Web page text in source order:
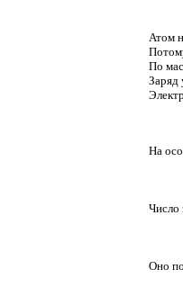
Атом
По
Заряд
На
Число
Оно